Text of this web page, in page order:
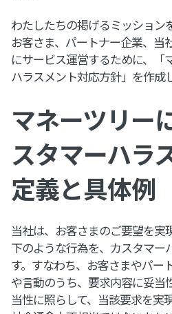
わたしたちの掲げるミッション
お客さま、パートナー企業、当
にサービス運営するために、「
ハラスメント対応方針」を作成
マネーツリー
スタマーハラ
定義と具体例
当社は、お客さまのご要望を実
下のような行為を、カスタマー
す。すなわち、お客さまやパー
や言動のうち、要求内容に妥当
当性に照らして、当該要求を実